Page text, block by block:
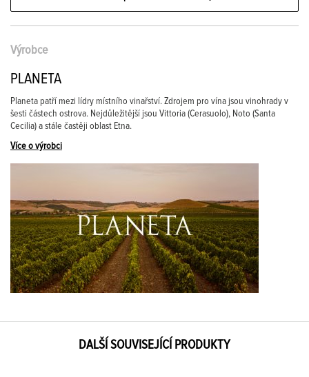
Výrobce
PLANETA
Planeta patří mezi lídry místního vinařství. Zdrojem pro vína jsou vinohrady v
šesti částech ostrova. Nejdůležitější jsou Vittoria (Cerasuolo), Noto (Santa
Cecilia) a stále častěji oblast Etna.
Více o výrobci
DALŠÍ SOUVISEJÍCÍ PRODUKTY